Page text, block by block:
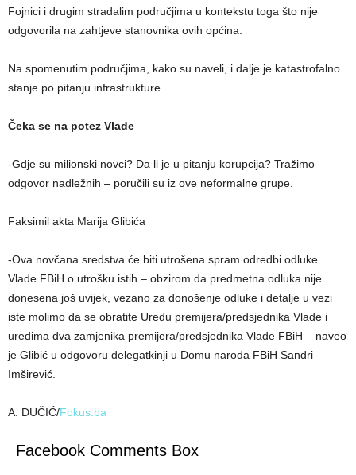
Fojnici i drugim stradalim područjima u kontekstu toga što nije
odgovorila na zahtjeve stanovnika ovih općina.
Na spomenutim područjima, kako su naveli, i dalje je katastrofalno
stanje po pitanju infrastrukture.
Čeka se na potez Vlade
-Gdje su milionski novci? Da li je u pitanju korupcija? Tražimo
odgovor nadležnih – poručili su iz ove neformalne grupe.
Faksimil akta Marija Glibića
-Ova novčana sredstva će biti utrošena spram odredbi odluke
Vlade FBiH o utrošku istih – obzirom da predmetna odluka nije
donesena još uvijek, vezano za donošenje odluke i detalje u vezi
iste molimo da se obratite Uredu premijera/predsjednika Vlade i
uredima dva zamjenika premijera/predsjednika Vlade FBiH – naveo
je Glibić u odgovoru delegatkinji u Domu naroda FBiH Sandri
Imširević.
A. DUČIĆ/Fokus.ba
Facebook Comments Box